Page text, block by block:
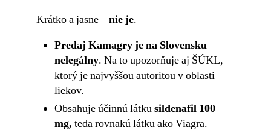
Krátko a jasne –nie je.
Predaj Kamagry je na Slovensku
nelegálny. Na to upozorňuje aj ŠÚKL,
ktorý je najvyššou autoritou v oblasti
liekov.
Obsahuje účinnú látkusildenafil 100
mg, teda rovnakú látku ako Viagra.